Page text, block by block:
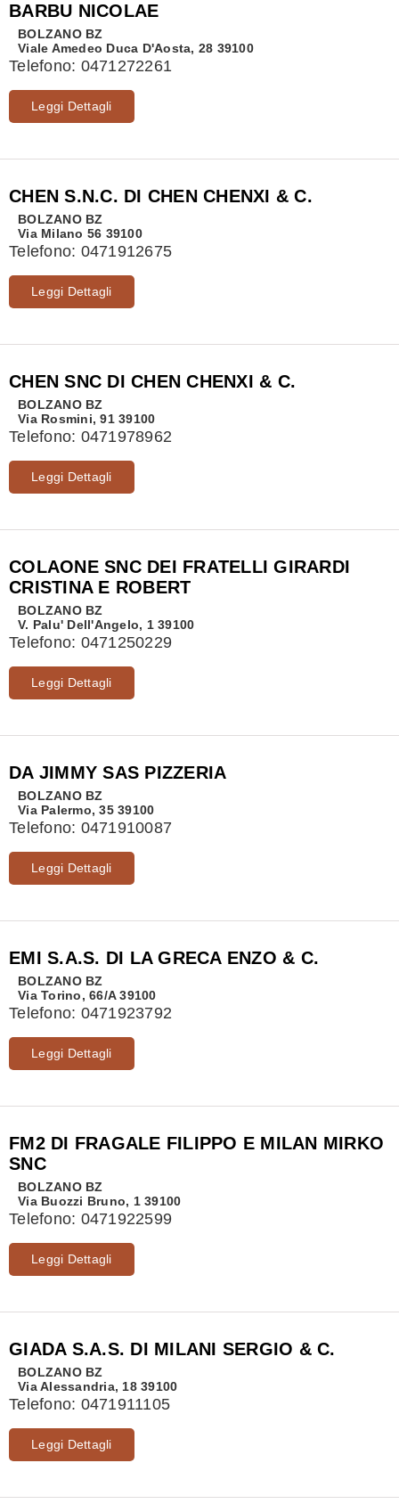
BARBU NICOLAE
BOLZANO BZ
Viale Amedeo Duca D'Aosta, 28 39100
Telefono: 0471272261
Leggi Dettagli
CHEN S.N.C. DI CHEN CHENXI & C.
BOLZANO BZ
Via Milano 56 39100
Telefono: 0471912675
Leggi Dettagli
CHEN SNC DI CHEN CHENXI & C.
BOLZANO BZ
Via Rosmini, 91 39100
Telefono: 0471978962
Leggi Dettagli
COLAONE SNC DEI FRATELLI GIRARDI
CRISTINA E ROBERT
BOLZANO BZ
V. Palu' Dell'Angelo, 1 39100
Telefono: 0471250229
Leggi Dettagli
DA JIMMY SAS PIZZERIA
BOLZANO BZ
Via Palermo, 35 39100
Telefono: 0471910087
Leggi Dettagli
EMI S.A.S. DI LA GRECA ENZO & C.
BOLZANO BZ
Via Torino, 66/A 39100
Telefono: 0471923792
Leggi Dettagli
FM2 DI FRAGALE FILIPPO E MILAN MIRKO
SNC
BOLZANO BZ
Via Buozzi Bruno, 1 39100
Telefono: 0471922599
Leggi Dettagli
GIADA S.A.S. DI MILANI SERGIO & C.
BOLZANO BZ
Via Alessandria, 18 39100
Telefono: 0471911105
Leggi Dettagli